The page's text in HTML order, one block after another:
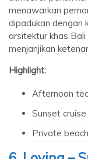
menawarkan
dipadukan dengan
arsitektur khas
menjanjikan
Highlight:
Afternoon
Sunset
Private